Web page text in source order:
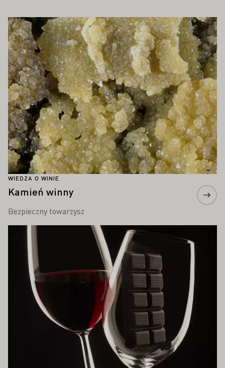
ZAINTERESOWAĆ
WIEDZA O WINIE
Kamień winny
Bezpieczny towarzysz
Proszę dowiedzieć się więcej
Proszę dowiedzieć się więcej